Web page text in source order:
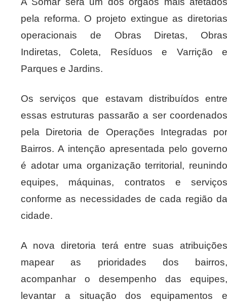
pela reforma. O projeto extingue as diretorias
operacionais de Obras Diretas, Obras
Indiretas, Coleta, Resíduos e Varrição e
Parques e Jardins.
Os serviços que estavam distribuídos entre
essas estruturas passarão a ser coordenados
pela Diretoria de Operações Integradas por
Bairros. A intenção apresentada pelo governo
é adotar uma organização territorial, reunindo
equipes, máquinas, contratos e serviços
conforme as necessidades de cada região da
cidade.
A nova diretoria terá entre suas atribuições
mapear as prioridades dos bairros,
acompanhar o desempenho das equipes,
levantar a situação dos equipamentos e